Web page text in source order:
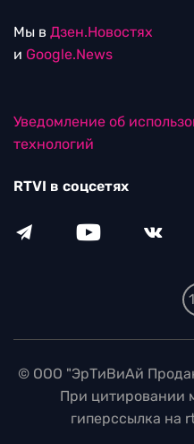
Мы в Дзен.Новостях
и Google.News
Уведомление об
технологий
RTVI в соцсетях
© ООО "ЭрТиВиАй
При цитировании
гиперссылка на